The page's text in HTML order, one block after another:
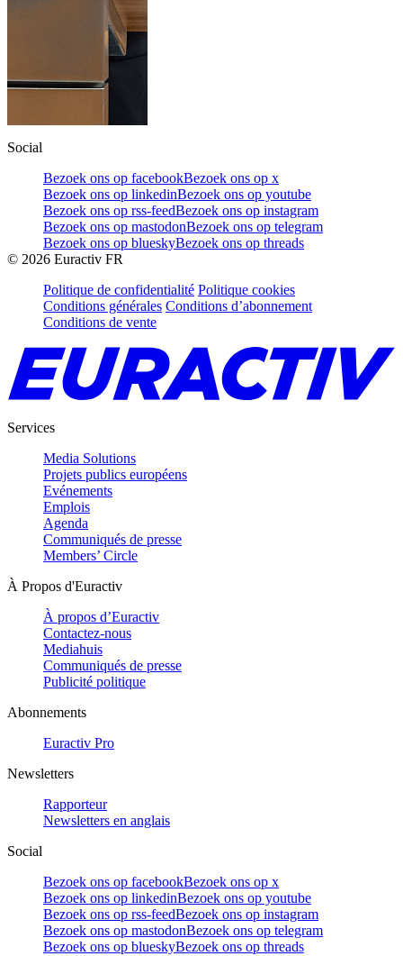
Social
Bezoek ons op facebookBezoek ons op x
Bezoek ons op linkedinBezoek ons op youtube
Bezoek ons op rss-feedBezoek ons op instagram
Bezoek ons op mastodonBezoek ons op telegram
Bezoek ons op blueskyBezoek ons op threads
© 2026 Euractiv FR
Politique de confidentialité Politique cookies
Conditions générales Conditions d’abonnement
Conditions de vente
Services
Media Solutions
Projets publics européens
Evénements
Emplois
Agenda
Communiqués de presse
Members’ Circle
À Propos d'Euractiv
À propos d’Euractiv
Contactez-nous
Mediahuis
Communiqués de presse
Publicité politique
Abonnements
Euractiv Pro
Newsletters
Rapporteur
Newsletters en anglais
Social
Bezoek ons op facebookBezoek ons op x
Bezoek ons op linkedinBezoek ons op youtube
Bezoek ons op rss-feedBezoek ons op instagram
Bezoek ons op mastodonBezoek ons op telegram
Bezoek ons op blueskyBezoek ons op threads